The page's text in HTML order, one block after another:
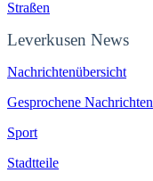
Straßen
Leverkusen News
Nachrichtenübersicht
Gesprochene Nachrichten
Sport
Stadtteile